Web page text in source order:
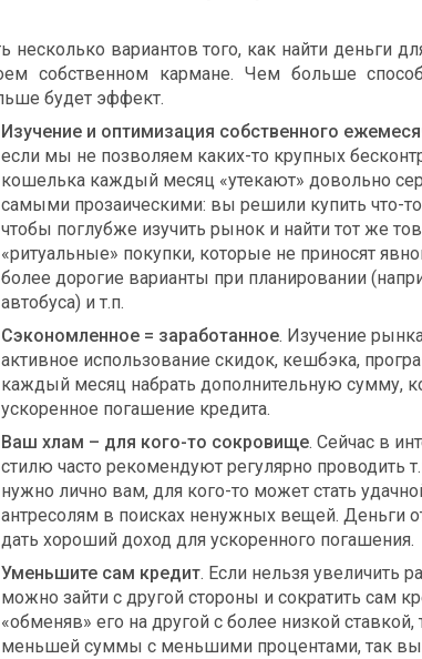
несколько вариантов того, как найти деньги
собственном кармане. Чем больше
будет эффект.
Изучение и оптимизация собственного
если мы не позволяем каких-то крупных
кошелька каждый месяц «утекают» довольно
самыми прозаическими: вы решили купить что-
чтобы поглубже изучить рынок и найти тот же
«ритуальные» покупки, которые не приносят
более дорогие варианты при планировании
автобуса) и т.п.
Сэкономленное = заработанное. Изучение
активное использование скидок, кешбэка,
каждый месяц набрать дополнительную сумму,
ускоренное погашение кредита.
Ваш хлам – для кого-то сокровище. Сейчас в
стилю часто рекомендуют регулярно проводить
нужно лично вам, для кого-то может стать
антресолям в поисках ненужных вещей. Деньги
дать хороший доход для ускоренного погашения.
Уменьшите сам кредит. Если нельзя увеличить
можно зайти с другой стороны и сократить сам
«обменяв» его на другой с более низкой
меньшей суммы с меньшими процентами, так